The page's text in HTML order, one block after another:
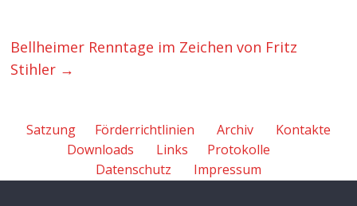
Bellheimer Renntage im Zeichen von Fritz
Stihler →
Satzung Förderrichtlinien Archiv
Kontakte
Downloads
Links
Protokolle
Datenschutz
Impressum